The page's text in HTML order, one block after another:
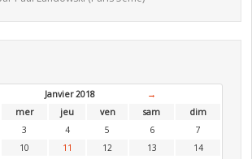
Janvier 2018
→
mer jeu ven sam
dim
3 4 5 6
7
10 11 12 13
14